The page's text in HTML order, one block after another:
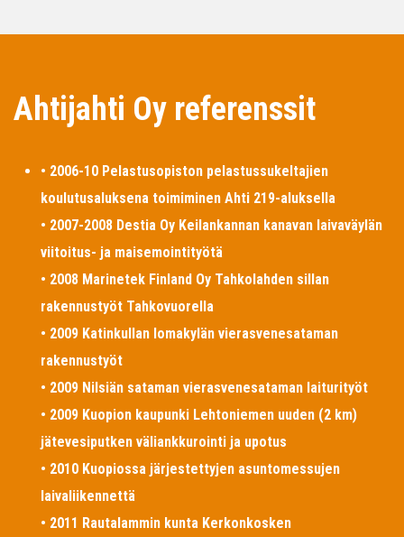
Ahtijahti Oy referenssit
• 2006-10 Pelastusopiston pelastussukeltajien
koulutusaluksena toimiminen Ahti 219-aluksella
• 2007-2008 Destia Oy Keilankannan kanavan laivaväylän
viitoitus- ja maisemointityötä
• 2008 Marinetek Finland Oy Tahkolahden sillan
rakennustyöt Tahkovuorella
• 2009 Katinkullan lomakylän vierasvenesataman
rakennustyöt
• 2009 Nilsiän sataman vierasvenesataman laiturityöt
• 2009 Kuopion kaupunki Lehtoniemen uuden (2 km)
jätevesiputken väliankkurointi ja upotus
• 2010 Kuopiossa järjestettyjen asuntomessujen
laivaliikennettä
• 2011 Rautalammin kunta Kerkonkosken